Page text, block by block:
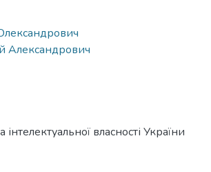
Александрович
власності України